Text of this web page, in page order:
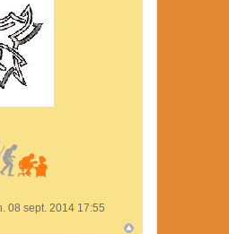
08 sept. 2014 17:55